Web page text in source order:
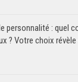
personnalité : quel
? Votre choix